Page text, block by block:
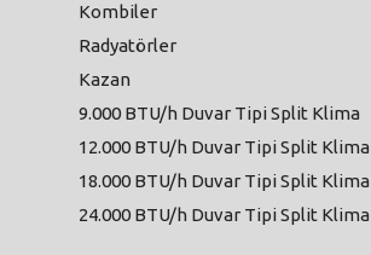
Kombiler
Radyatörler
Kazan
9.000 BTU/h Duvar Tipi Split Klima
12.000 BTU/h Duvar Tipi Split Klima
18.000 BTU/h Duvar Tipi Split Klima
24.000 BTU/h Duvar Tipi Split Klima